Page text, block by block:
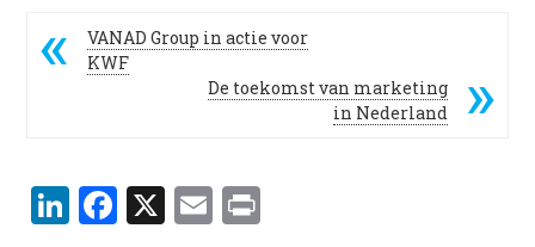
VANAD Group in actie voor
KWF
De toekomst van marketing
in Nederland
LinkedIn
Facebook
X Email